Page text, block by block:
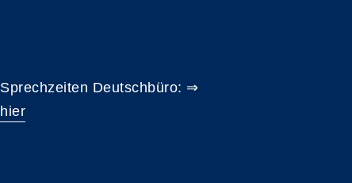
Sprechzeiten Deutschbüro: ⇒
hier